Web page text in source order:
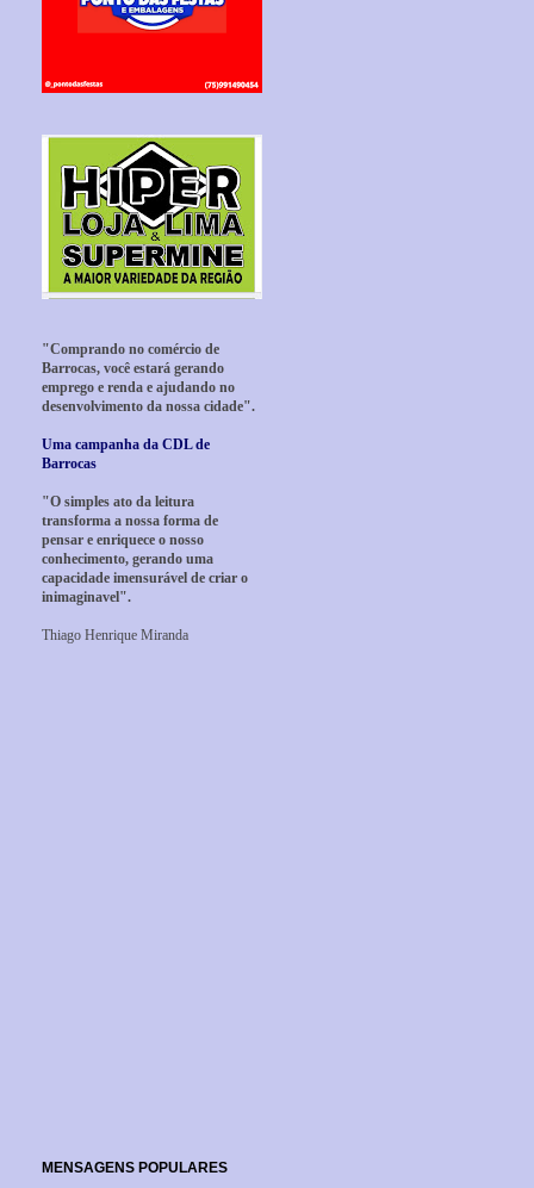
"Comprando no comércio de
Barrocas, você estará gerando
emprego e renda e ajudando no
desenvolvimento da nossa cidade".
Uma campanha da CDL de
Barrocas
"O simples ato da leitura
transforma a nossa forma de
pensar e enriquece o nosso
conhecimento, gerando uma
capacidade imensurável de criar o
inimaginavel".
Thiago Henrique Miranda
MENSAGENS POPULARES